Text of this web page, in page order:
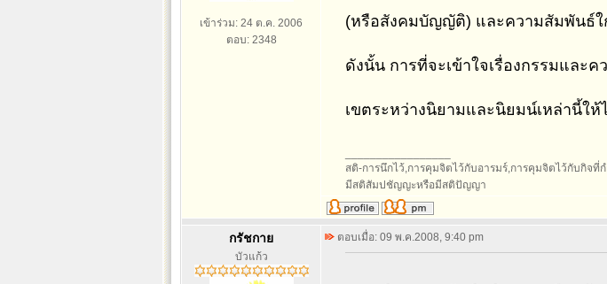
เข้าร่วม: 24 ต.ค. 2006
ตอบ: 2348
(หรือสังคมบัญญัติ) และความสัมพันธ์ใ
ดังนั้น การที่จะเข้าใจเรื่องกรรมและ
เขตระหว่างนิยามและนิยมน์เหล่านี้ให้
สติ-การนึกไว้,การคุมจิตไว้กับอารมร์,การคุมจิตไว้กับกิจ
มีสติสัมปชัญญะหรือมีสติปัญญา
กรัชกาย
บัวแก้ว
ตอบเมื่อ: 09 พ.ค.2008, 9:40 pm